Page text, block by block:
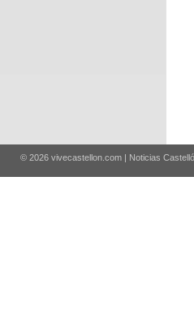
© 2026 vivecastellon.com | Noticias